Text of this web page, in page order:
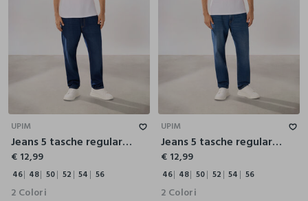
52 54
56
UPIM
Jeans 5 tasche regular in cotone e lyocell uomo
€ 12,99
46 48 50 52 54 56
2 Colori
52 54
56
UPIM
Jeans 5 tasche regular in cotone e lyocell uomo
€ 12,99
46 48 50 52 54 56
2 Colori